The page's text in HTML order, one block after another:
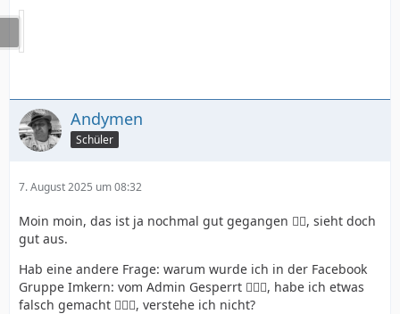
Andymen
Schüler
7. August 2025 um 08:32
Moin moin, das ist ja nochmal gut gegangen 👍🏻, sieht doch
gut aus.
Hab eine andere Frage: warum wurde ich in der Facebook
Gruppe Imkern: vom Admin Gesperrt 🤷🏻‍♂️, habe ich etwas
falsch gemacht 🤷🏻‍♂️, verstehe ich nicht?